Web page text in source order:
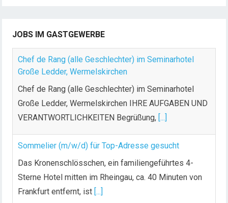
JOBS IM GASTGEWERBE
Chef de Rang (alle Geschlechter) im Seminarhotel
Große Ledder, Wermelskirchen
Chef de Rang (alle Geschlechter) im Seminarhotel
Große Ledder, Wermelskirchen IHRE AUFGABEN UND
VERANTWORTLICHKEITEN Begrüßung, [...]
Sommelier (m/w/d) für Top-Adresse gesucht
Das Kronenschlösschen, ein familiengeführtes 4-
Sterne Hotel mitten im Rheingau, ca. 40 Minuten von
Frankfurt entfernt, ist [...]